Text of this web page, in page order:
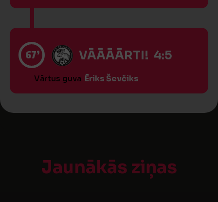
67’ VĀĀĀĀRTI! 4:5
Vārtus guva Ēriks Ševčiks
Jaunākās ziņas